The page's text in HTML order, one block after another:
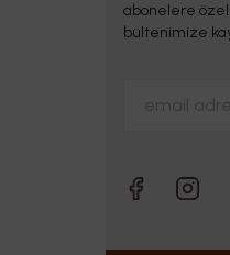
abonelere
bültenimize